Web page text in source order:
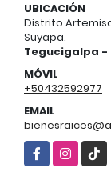
UBICACIÓN
Distrito
Suyapa.
Tegucigalpa -
MÓVIL
+50432592977
EMAIL
FacebookInstagram
TikTok